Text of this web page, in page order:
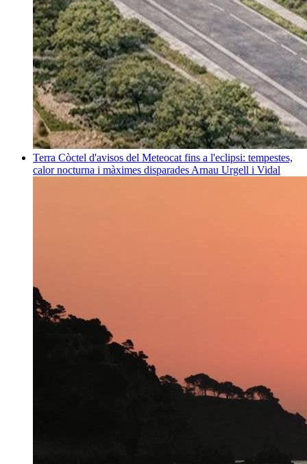
Terra Còctel d'avisos del Meteocat fins a l'eclipsi: tempestes,
calor nocturna i màximes disparades Arnau Urgell i Vidal